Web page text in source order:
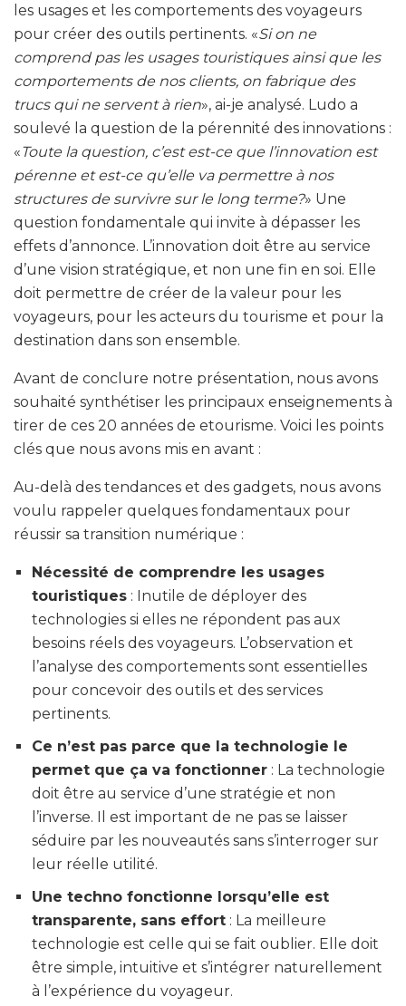
les usages et les comportements des voyageurs
pour créer des outils pertinents. «Si on ne
comprend pas les usages touristiques ainsi que les
comportements de nos clients, on fabrique des
trucs qui ne servent à rien», ai-je analysé. Ludo a
soulevé la question de la pérennité des innovations :
«Toute la question, c’est est-ce que l’innovation est
pérenne et est-ce qu’elle va permettre à nos
structures de survivre sur le long terme?» Une
question fondamentale qui invite à dépasser les
effets d’annonce. L’innovation doit être au service
d’une vision stratégique, et non une fin en soi. Elle
doit permettre de créer de la valeur pour les
voyageurs, pour les acteurs du tourisme et pour la
destination dans son ensemble.
Avant de conclure notre présentation, nous avons
souhaité synthétiser les principaux enseignements à
tirer de ces 20 années de etourisme. Voici les points
clés que nous avons mis en avant :
Au-delà des tendances et des gadgets, nous avons
voulu rappeler quelques fondamentaux pour
réussir sa transition numérique :
Nécessité de comprendre les usages
touristiques : Inutile de déployer des
technologies si elles ne répondent pas aux
besoins réels des voyageurs. L’observation et
l’analyse des comportements sont essentielles
pour concevoir des outils et des services
pertinents.
Ce n’est pas parce que la technologie le
permet que ça va fonctionner : La technologie
doit être au service d’une stratégie et non
l’inverse. Il est important de ne pas se laisser
séduire par les nouveautés sans s’interroger sur
leur réelle utilité.
Une techno fonctionne lorsqu’elle est
transparente, sans effort : La meilleure
technologie est celle qui se fait oublier. Elle doit
être simple, intuitive et s’intégrer naturellement
à l’expérience du voyageur.